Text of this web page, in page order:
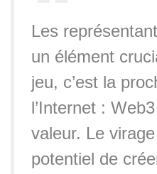
Les
un élément
jeu, c’est la
l’Internet :
valeur. Le
potentiel de